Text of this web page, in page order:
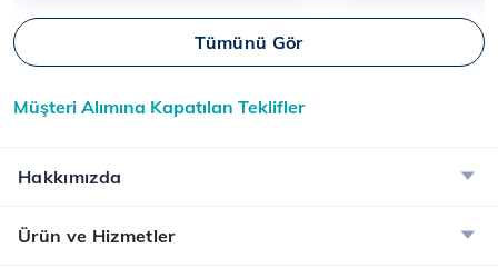
Tümünü Gör
Müşteri Alımına Kapatılan Teklifler
Hakkımızda
Ürün ve Hizmetler